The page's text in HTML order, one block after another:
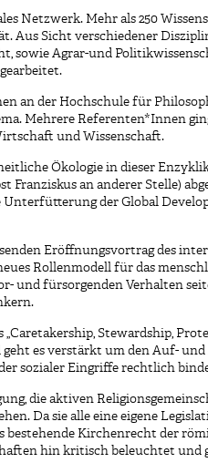
Netzwerk. Mehr als 250
Aus Sicht verschiedener
sowie Agrar-und
an der Hochschule für
Mehrere Referenten*Innen
und Wissenschaft.
Ökologie in dieser
an anderer Stelle)
der Global
Eröffnungsvortrag des
Rollenmodell für das
und fürsorgenden Verhalten
Stewardship,
es verstärkt um den Auf-
sozialer Eingriffe rechtlich
die aktiven
Da sie alle eine eigene
bestehende Kirchenrecht der
hin kritisch beleuchtet